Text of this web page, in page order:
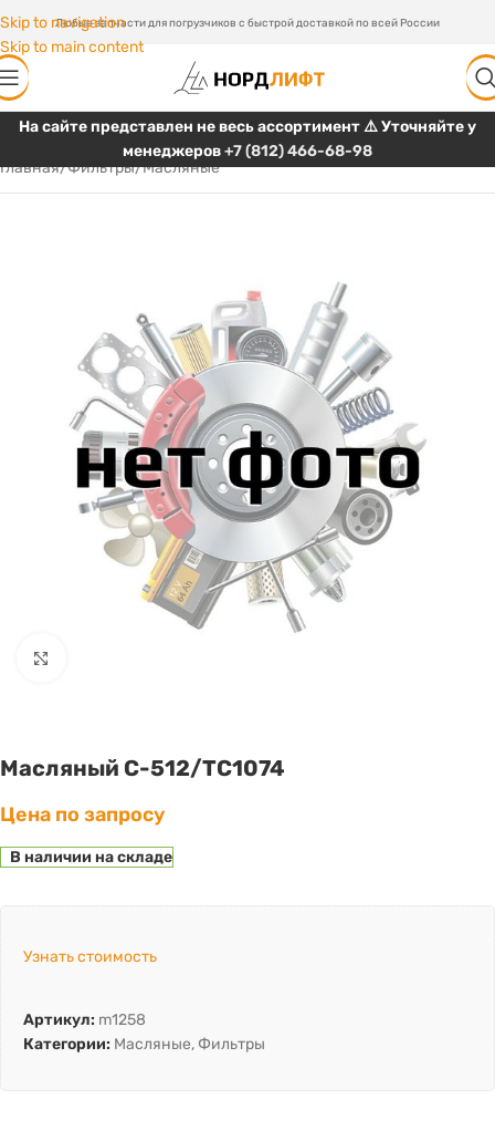
Skip to navigation
Skip to main content
Любые запчасти для погрузчиков с быстрой доставкой по всей России
На сайте представлен не весь ассортимент ⚠️ Уточняйте у
менеджеров+7 (812) 466-68-98
Главная/Фильтры/Масляные
Масляный C-512/ТС1074
Цена по запросу
В наличии на складе
Узнать стоимость
Артикул: m1258
Категории: Масляные, Фильтры